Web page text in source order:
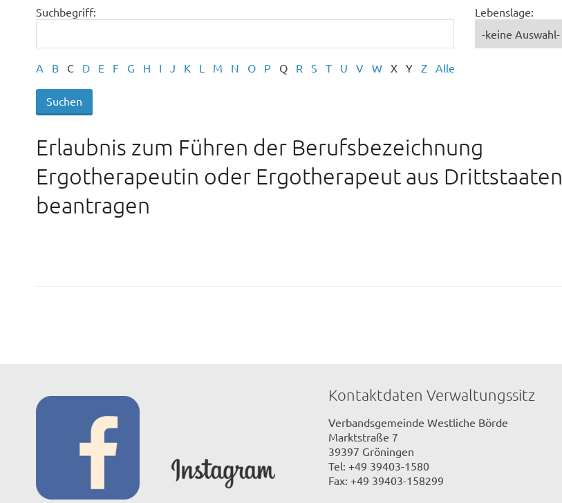
Suchbegriff: Lebenslage:
A B C D E F G H I J K L M N O P Q R S T U V W X Y Z Alle
Erlaubnis zum Führen der Berufsbezeichnung
Ergotherapeutin oder Ergotherapeut aus Drittstaaten
beantragen
Kontaktdaten Verwaltungssitz
Verbandsgemeinde Westliche Börde
Marktstraße 7
39397 Gröningen
Tel: +49 39403-1580
Fax: +49 39403-158299